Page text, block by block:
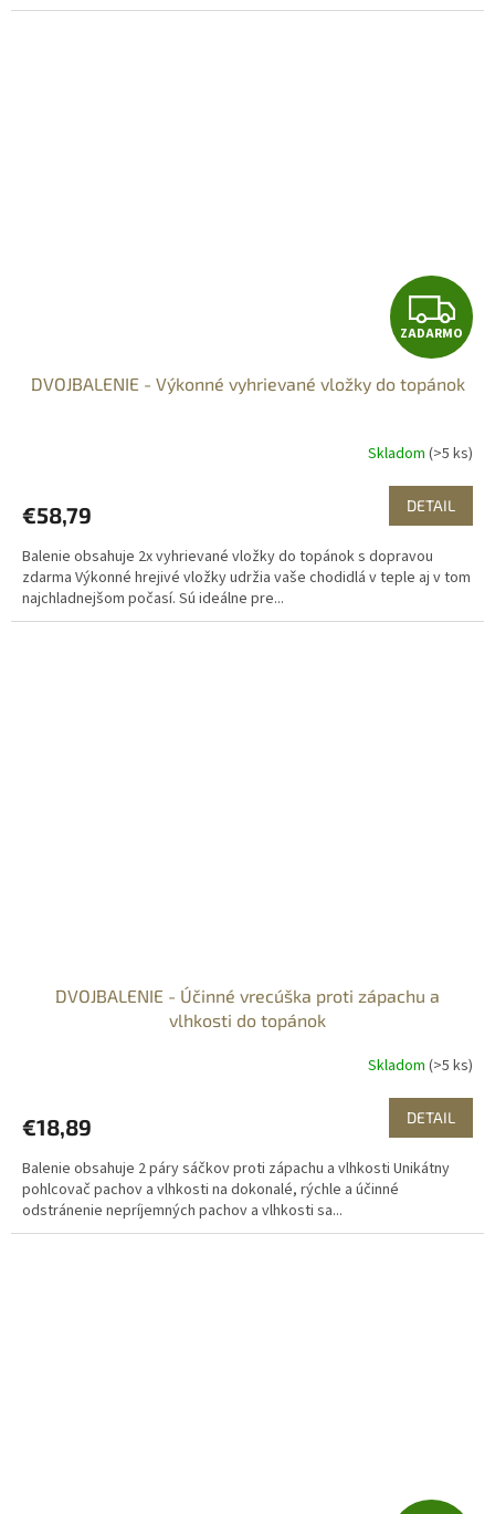
Z
A
D
A
R
M
O
ZADARMO
DVOJBALENIE - Výkonné vyhrievané vložky do topánok
Skladom (>5 ks)
€58,79 DETAIL
Balenie obsahuje 2x vyhrievané vložky do topánok s dopravou
zdarma Výkonné hrejivé vložky udržia vaše chodidlá v teple aj v tom
najchladnejšom počasí. Sú ideálne pre...
DVOJBALENIE - Účinné vrecúška proti zápachu a
vlhkosti do topánok
Skladom (>5 ks)
€18,89 DETAIL
Balenie obsahuje 2 páry sáčkov proti zápachu a vlhkosti Unikátny
pohlcovač pachov a vlhkosti na dokonalé, rýchle a účinné
odstránenie nepríjemných pachov a vlhkosti sa...